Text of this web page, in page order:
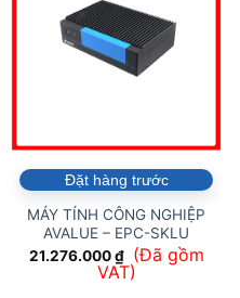
Đặt hàng trước
MÁY TÍNH CÔNG NGHIỆP
AVALUE – EPC-SKLU
21.276.000₫ (Đã gồm
VAT)